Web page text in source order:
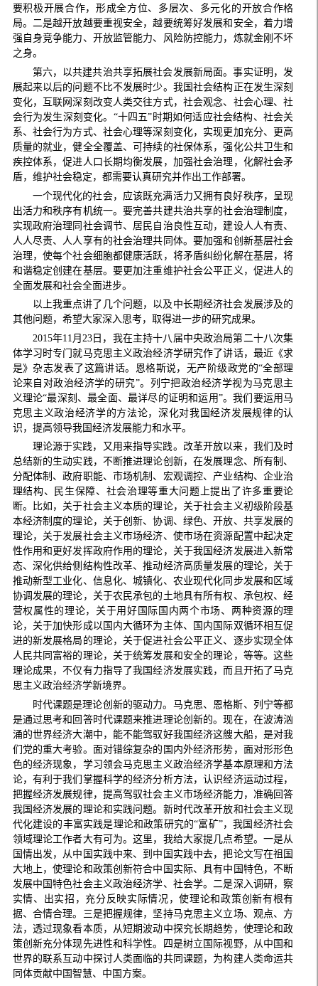
要积极开展合作，形成全方位、多层次、多元化的开放合作格
局。二是越开放越要重视安全，越要统筹好发展和安全，着力增
强自身竞争能力、开放监管能力、风险防控能力，炼就金刚不坏
之身。
第六，以共建共治共享拓展社会发展新局面。事实证明，发
展起来以后的问题不比不发展时少。我国社会结构正在发生深刻
变化，互联网深刻改变人类交往方式，社会观念、社会心理、社
会行为发生深刻变化。“十四五”时期如何适应社会结构、社会关
系、社会行为方式、社会心理等深刻变化，实现更加充分、更高
质量的就业，健全全覆盖、可持续的社保体系，强化公共卫生和
疾控体系，促进人口长期均衡发展，加强社会治理，化解社会矛
盾，维护社会稳定，都需要认真研究并作出工作部署。
一个现代化的社会，应该既充满活力又拥有良好秩序，呈现
出活力和秩序有机统一。要完善共建共治共享的社会治理制度，
实现政府治理同社会调节、居民自治良性互动，建设人人有责、
人人尽责、人人享有的社会治理共同体。要加强和创新基层社会
治理，使每个社会细胞都健康活跃，将矛盾纠纷化解在基层，将
和谐稳定创建在基层。要更加注重维护社会公平正义，促进人的
全面发展和社会全面进步。
以上我重点讲了几个问题，以及中长期经济社会发展涉及的
其他问题，希望大家深入思考，取得进一步的研究成果。
2015年11月23日，我在主持十八届中央政治局第二十八次集
体学习时专门就马克思主义政治经济学研究作了讲话，最近《求
是》杂志发表了这篇讲话。恩格斯说，无产阶级政党的“全部理
论来自对政治经济学的研究”。列宁把政治经济学视为马克思主
义理论“最深刻、最全面、最详尽的证明和运用”。我们要运用马
克思主义政治经济学的方法论，深化对我国经济发展规律的认
识，提高领导我国经济发展能力和水平。
理论源于实践，又用来指导实践。改革开放以来，我们及时
总结新的生动实践，不断推进理论创新，在发展理念、所有制、
分配体制、政府职能、市场机制、宏观调控、产业结构、企业治
理结构、民生保障、社会治理等重大问题上提出了许多重要论
断。比如，关于社会主义本质的理论，关于社会主义初级阶段基
本经济制度的理论，关于创新、协调、绿色、开放、共享发展的
理论，关于发展社会主义市场经济、使市场在资源配置中起决定
性作用和更好发挥政府作用的理论，关于我国经济发展进入新常
态、深化供给侧结构性改革、推动经济高质量发展的理论，关于
推动新型工业化、信息化、城镇化、农业现代化同步发展和区域
协调发展的理论，关于农民承包的土地具有所有权、承包权、经
营权属性的理论，关于用好国际国内两个市场、两种资源的理
论，关于加快形成以国内大循环为主体、国内国际双循环相互促
进的新发展格局的理论，关于促进社会公平正义、逐步实现全体
人民共同富裕的理论，关于统筹发展和安全的理论，等等。这些
理论成果，不仅有力指导了我国经济发展实践，而且开拓了马克
思主义政治经济学新境界。
时代课题是理论创新的驱动力。马克思、恩格斯、列宁等都
是通过思考和回答时代课题来推进理论创新的。现在，在波涛汹
涌的世界经济大潮中，能不能驾驭好我国经济这艘大船，是对我
们党的重大考验。面对错综复杂的国内外经济形势，面对形形色
色的经济现象，学习领会马克思主义政治经济学基本原理和方法
论，有利于我们掌握科学的经济分析方法，认识经济运动过程，
把握经济发展规律，提高驾驭社会主义市场经济能力，准确回答
我国经济发展的理论和实践问题。新时代改革开放和社会主义现
代化建设的丰富实践是理论和政策研究的“富矿”，我国经济社会
领域理论工作者大有可为。这里，我给大家提几点希望。一是从
国情出发，从中国实践中来、到中国实践中去，把论文写在祖国
大地上，使理论和政策创新符合中国实际、具有中国特色，不断
发展中国特色社会主义政治经济学、社会学。二是深入调研，察
实情、出实招，充分反映实际情况，使理论和政策创新有根有
据、合情合理。三是把握规律，坚持马克思主义立场、观点、方
法，透过现象看本质，从短期波动中探究长期趋势，使理论和政
策创新充分体现先进性和科学性。四是树立国际视野，从中国和
世界的联系互动中探讨人类面临的共同课题，为构建人类命运共
同体贡献中国智慧、中国方案。